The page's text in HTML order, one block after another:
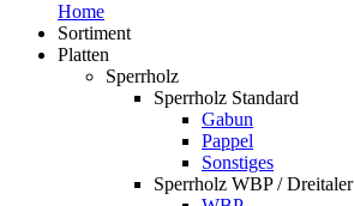
Home
Sortiment
Platten
Sperrholz
Sperrholz Standard
Gabun
Pappel
Sonstiges
Sperrholz WBP / Dreitaler